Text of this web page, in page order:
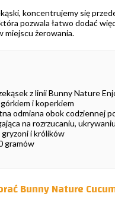
koncentrujemy się
pozwala łatwo dodać
miejscu żerowania.
z linii Bunny Nature
i koperkiem
odmiana obok codziennej
na rozrzucaniu,
gryzoni i królików
gramów
Bunny Nature